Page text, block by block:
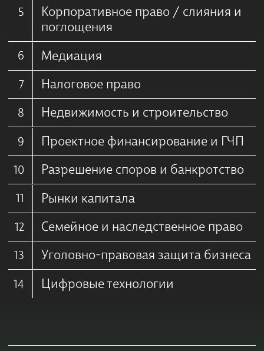
5
Корпоративное право / слияния и
поглощения
6 Медиация
7 Налоговое право
8 Недвижимость и строительство
9 Проектное финансирование и ГЧП
10 Разрешение споров и банкротство
11 Рынки капитала
12 Семейное и наследственное право
13 Уголовно-правовая защита бизнеса
14 Цифровые технологии